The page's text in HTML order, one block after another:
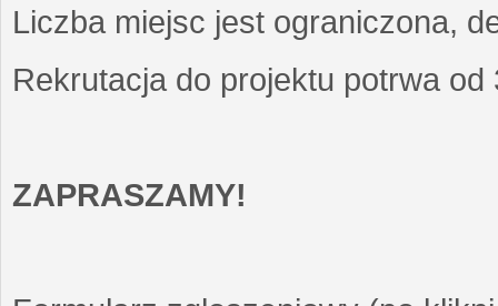
Liczba miejsc jest ograniczona,
Rekrutacja do projektu potrwa
ZAPRASZAMY!